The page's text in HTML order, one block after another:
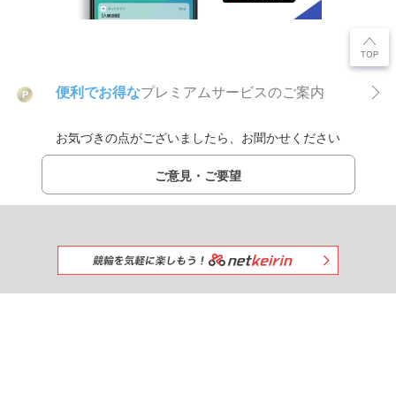
P 便利でお得なプレミアムサービスのご案内
お気づきの点がございましたら、お聞かせください
ご意見・ご要望